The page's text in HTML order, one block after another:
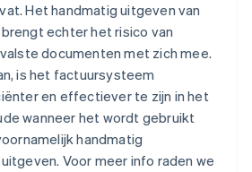
Het handmatig uitgeven van
echter het risico van
documenten met zich mee.
is het factuursysteem
en effectiever te zijn in het
wanneer het wordt gebruikt
handmatig
Voor meer info raden we